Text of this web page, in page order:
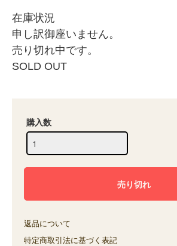
在庫状況
申し訳御座いません。
売り切れ中です。
SOLD OUT
購入数
返品について
特定商取引法に基づく表記